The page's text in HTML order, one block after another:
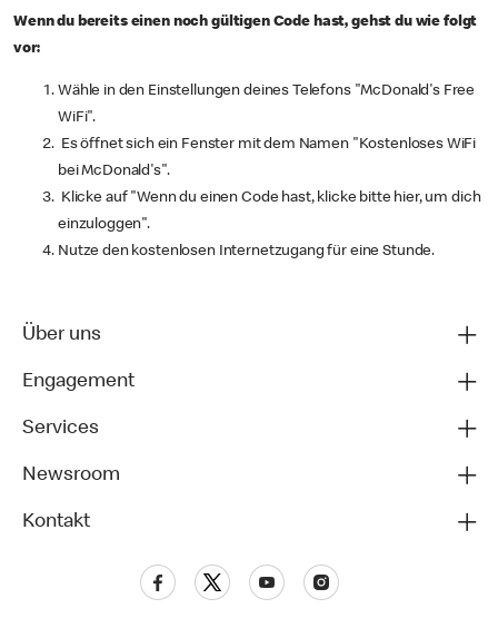
Wenn du bereits einen noch gültigen Code hast, gehst du wie folgt
vor:
Wähle in den Einstellungen deines Telefons "McDonald's Free
WiFi".
Es öffnet sich ein Fenster mit dem Namen "Kostenloses WiFi
bei McDonald's".
Klicke auf "Wenn du einen Code hast, klicke bitte hier, um dich
einzuloggen".
Nutze den kostenlosen Internetzugang für eine Stunde.
Über uns
Engagement
Services
Newsroom
Kontakt